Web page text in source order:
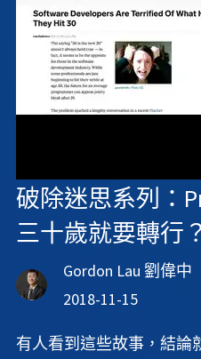
破除迷思系列：
三十歲就要轉行？
Gordon Lau 劉偉中
2018-11-15
有人看到這些故事，結論